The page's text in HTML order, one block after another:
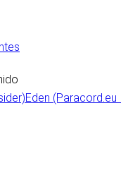
Eden (Paracord.eu